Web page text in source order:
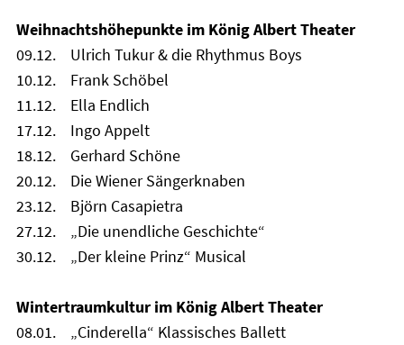
Weihnachtshöhepunkte im König Albert Theater
09.12. Ulrich Tukur & die Rhythmus Boys
10.12. Frank Schöbel
11.12. Ella Endlich
17.12. Ingo Appelt
18.12. Gerhard Schöne
20.12. Die Wiener Sängerknaben
23.12. Björn Casapietra
27.12. „Die unendliche Geschichte“
30.12. „Der kleine Prinz“ Musical
Wintertraumkultur im König Albert Theater
08.01. „Cinderella“ Klassisches Ballett